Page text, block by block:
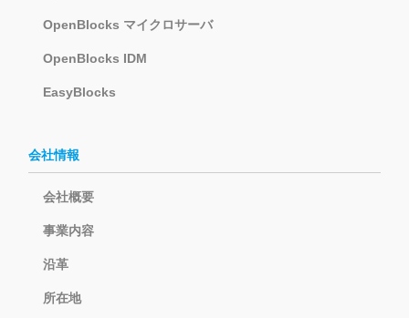
OpenBlocks マイクロサーバ
OpenBlocks IDM
EasyBlocks
会社情報
会社概要
事業内容
沿革
所在地